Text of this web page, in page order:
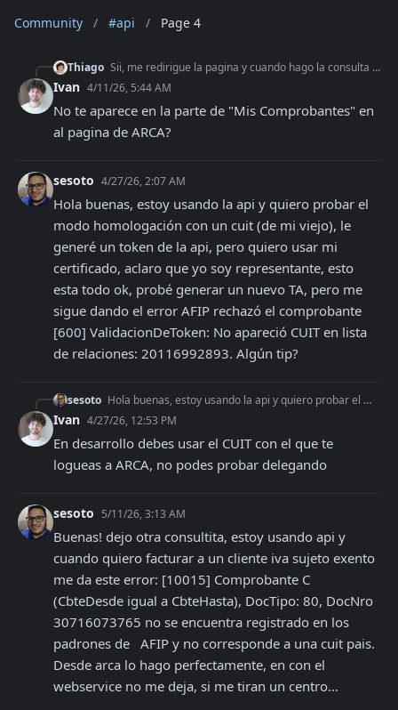
Community / #api / Page 4
Thiago Sii, me redirigue la pagina y cuando hago la consulta me aparece que "Los daots ingresados coinciden con una autorizacion otorgada por la ARCA"
Ivan 4/11/26, 5:44 AM
No te aparece en la parte de "Mis Comprobantes" en
al pagina de ARCA?
sesoto 4/27/26, 2:07 AM
Hola buenas, estoy usando la api y quiero probar el
modo homologación con un cuit (de mi viejo), le
generé un token de la api, pero quiero usar mi
certificado, aclaro que yo soy representante, esto
esta todo ok, probé generar un nuevo TA, pero me
sigue dando el error AFIP rechazó el comprobante
[600] ValidacionDeToken: No apareció CUIT en lista
de relaciones: 20116992893. Algún tip?
sesoto Hola buenas, estoy usando la api y quiero probar el modo homologación con un cuit (de mi viejo), le generé un token de la api, pero quiero usar mi certificado,
Ivan 4/27/26, 12:53 PM
En desarrollo debes usar el CUIT con el que te
logueas a ARCA, no podes probar delegando
sesoto 5/11/26, 3:13 AM
Buenas! dejo otra consultita, estoy usando api y
cuando quiero facturar a un cliente iva sujeto exento
me da este error: [10015] Comprobante C
(CbteDesde igual a CbteHasta), DocTipo: 80, DocNro
30716073765 no se encuentra registrado en los
padrones de   AFIP y no corresponde a una cuit pais.
Desde arca lo hago perfectamente, en con el
webservice no me deja, si me tiran un centro...